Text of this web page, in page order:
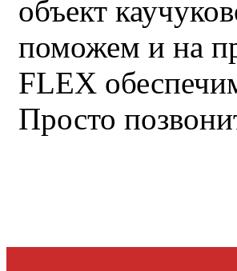
объект
поможем и на
FLEX
Просто